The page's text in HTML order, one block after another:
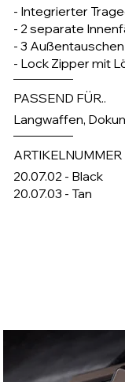
- Integrierter
- 2 separate
- 3
- Lock Zipper mit
PASSEND FÜR..
Langwaffen,
ARTIKELNUMMER
20.07.02 - Black
20.07.03 - Tan